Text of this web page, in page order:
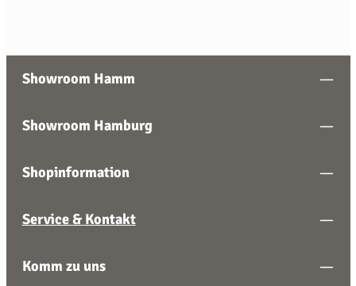
Showroom Hamm
Showroom Hamburg
Shopinformation
Service & Kontakt
Komm zu uns